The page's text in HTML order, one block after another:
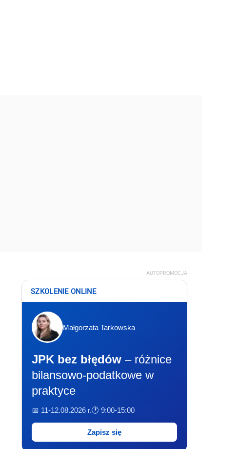
AUTOPROMOCJA
SZKOLENIE ONLINE
Małgorzata Tarkowska
JPK bez błędów – różnice
bilansowo-podatkowe w
praktyce
📅 11-12.08.2026 r.🕐 9:00-15:00
Zapisz się